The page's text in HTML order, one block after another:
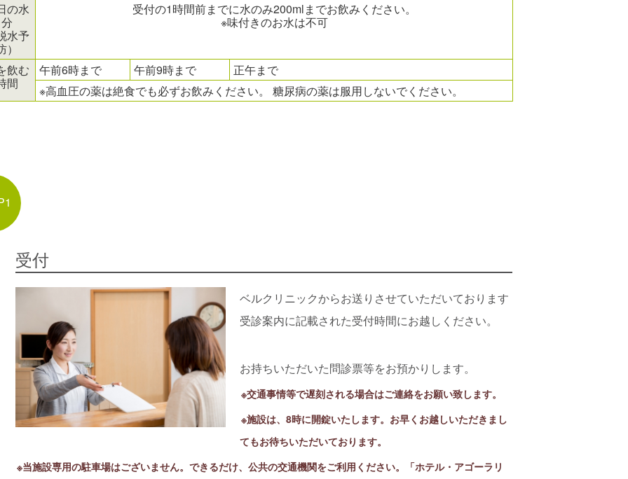
の水
分
水予
）
受付の1時間前までに水のみ200mlまでお飲みください。
※味付きのお水は不可
飲む
間
午前6時まで 午前9時まで
正午まで
※高血圧の薬は絶食でも必ずお飲みください。 糖尿病の薬は服用しないでください。
受付
ベルクリニックからお送りさせていただいております
受診案内に記載された受付時間にお越しください。
お持ちいただいた問診票等をお預かりします。
※交通事情等で遅刻される場合はご連絡をお願い致します。
※施設は、8時に開錠いたします。お早くお越しいただきまし
てもお待ちいただいております。
※当施設専用の駐車場はございません。できるだけ、公共の交通機関をご利用ください。「ホテル・アゴーラリ